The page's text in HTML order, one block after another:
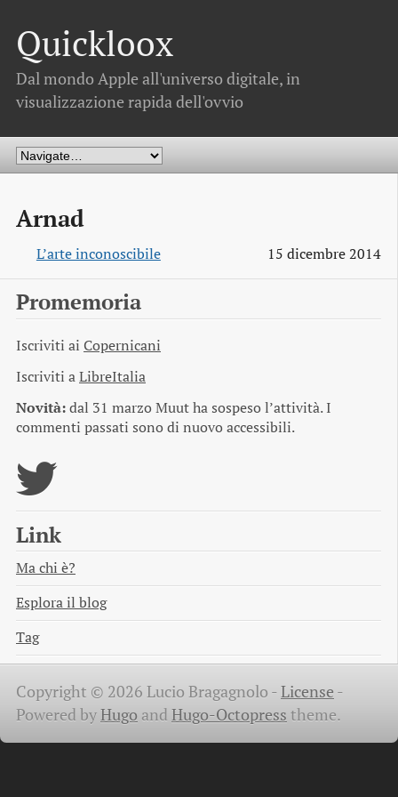
Quickloox
Dal mondo Apple all'universo digitale, in
visualizzazione rapida dell'ovvio
Arnad
L’arte inconoscibile 15 dicembre 2014
Promemoria
Iscriviti ai Copernicani
Iscriviti aLibreItalia
Novità:dal 31 marzo Muut ha sospeso l’attività. I
commenti passati sono di nuovo accessibili.
Link
Ma chi è?
Esplora il blog
Tag
Copyright © 2026 Lucio Bragagnolo -License -
Powered byHugo and Hugo-Octopress theme.